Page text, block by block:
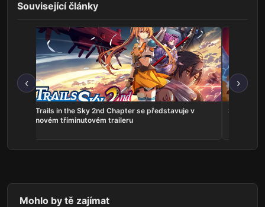
Související články
‹
Trails in the Sky 2nd Chapter se představuje v
novém tříminutovém traileru
Serious
›
Mohlo by tě zajímat